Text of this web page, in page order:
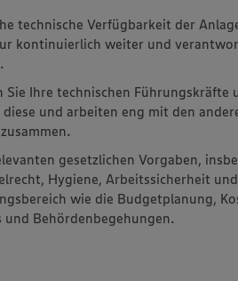
technische Verfügbarkeit der
kontinuierlich weiter und
Ihre technischen Führungskräfte
und arbeiten eng mit den
gesetzlichen Vorgaben,
Hygiene, Arbeitssicherheit
wie die Budgetplanung,
Behördenbegehungen.